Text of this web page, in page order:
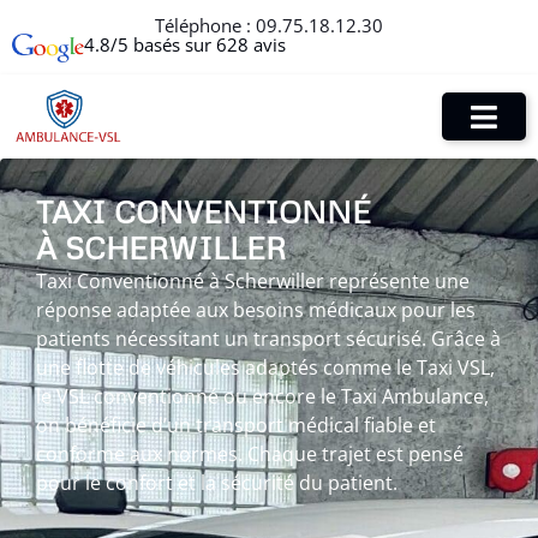
Téléphone : 09.75.18.12.30
4.8/5 basés sur 628 avis
TAXI CONVENTIONNÉ
À SCHERWILLER
Taxi Conventionné à Scherwiller représente une
réponse adaptée aux besoins médicaux pour les
patients nécessitant un transport sécurisé. Grâce à
une flotte de véhicules adaptés comme le Taxi VSL,
le VSL conventionné ou encore le Taxi Ambulance,
on bénéficie d’un transport médical fiable et
conforme aux normes. Chaque trajet est pensé
pour le confort et la sécurité du patient.